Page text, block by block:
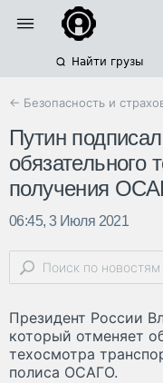
Найти грузы
← Безопасность и
Путин
обязательного
получения
06:45, 3 Июля 2021
Президент России
который отменяет
техосмотра
полиса ОСАГО.